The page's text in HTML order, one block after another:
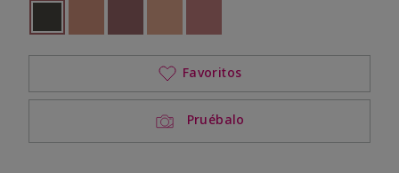
seleccionado
Out of stock
Pruébalo
Favoritos